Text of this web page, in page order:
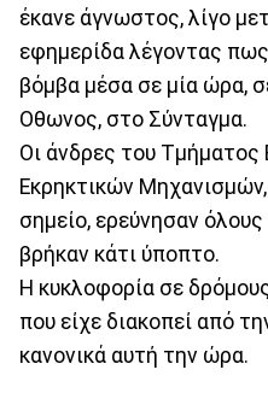
έκανε άγνωστος, λίγο
εφημερίδα λέγοντας πως
βόμβα μέσα σε μία ώρα,
Οθωνος, στο Σύνταγμα.
Οι άνδρες του
Εκρηκτικών
σημείο, ερεύνησαν
βρήκαν κάτι ύποπτο.
Η κυκλοφορία σε
που είχε διακοπεί από
κανονικά αυτή την ώρα.